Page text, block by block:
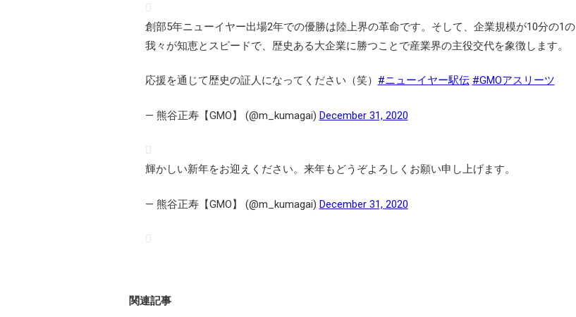
創部5年ニューイヤー出場2年での優勝は陸上界の革命です。そして、企業規模が10分の1の
我々が知恵とスピードで、歴史ある大企業に勝つことで産業界の主役交代を象徴します。
応援を通じて歴史の証人になってください（笑） #ニューイヤー駅伝 #GMOアスリーツ
— 熊谷正寿【GMO】 (@m_kumagai) December 31, 2020
輝かしい新年をお迎えください。来年もどうぞよろしくお願い申し上げます。
— 熊谷正寿【GMO】 (@m_kumagai) December 31, 2020
関連記事